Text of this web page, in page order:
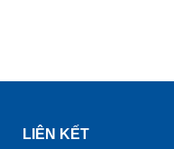
LIÊN KẾT